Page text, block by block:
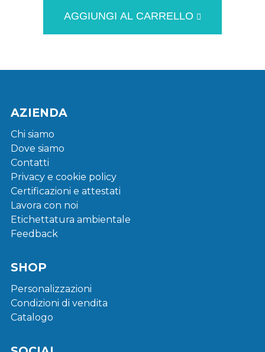
AGGIUNGI AL CARRELLO
AZIENDA
Chi siamo
Dove siamo
Contatti
Privacy e cookie policy
Certificazioni e attestati
Lavora con noi
Etichettatura ambientale
Feedback
SHOP
Personalizzazioni
Condizioni di vendita
Catalogo